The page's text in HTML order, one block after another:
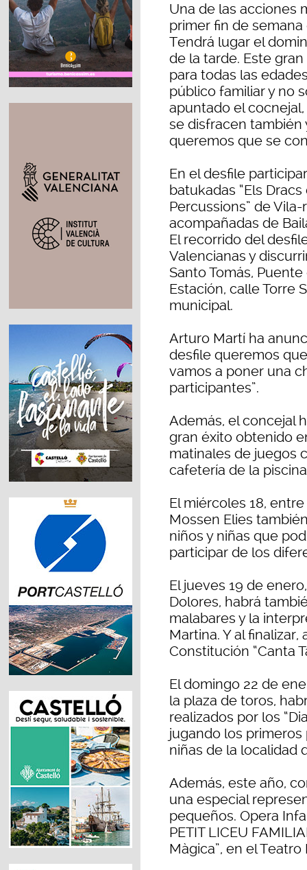
Una de las acciones
primer fin de
Tendrá lugar el
de la tarde. Este
para todas las
público familiar y no
apuntado el
se disfracen
queremos que se
En el desfile
batukadas “Els Dracs
Percussions” de
acompañadas de
El recorrido del
Valencianas y
Santo Tomás,
Estación, calle Torre
municipal.
Arturo Martí ha
desfile queremos
vamos a poner una
participantes”.
Además, el concejal
gran éxito obtenido
matinales de juegos
cafetería de la
El miércoles 18,
Mossen Elies
niños y niñas que
participar de los
El jueves 19 de
Dolores, habrá
malabares y la
Martina. Y al
Constitución “Canta
El domingo 22 de
la plaza de toros,
realizados por los
jugando los primeros
niñas de la localidad
Además, este año,
una especial
pequeños. Opera
PETIT LICEU
Màgica”, en el